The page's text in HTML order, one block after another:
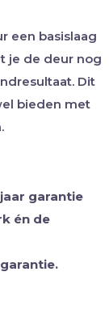
een basislaag
je de deur nog
Dit
bieden met
garantie
én de